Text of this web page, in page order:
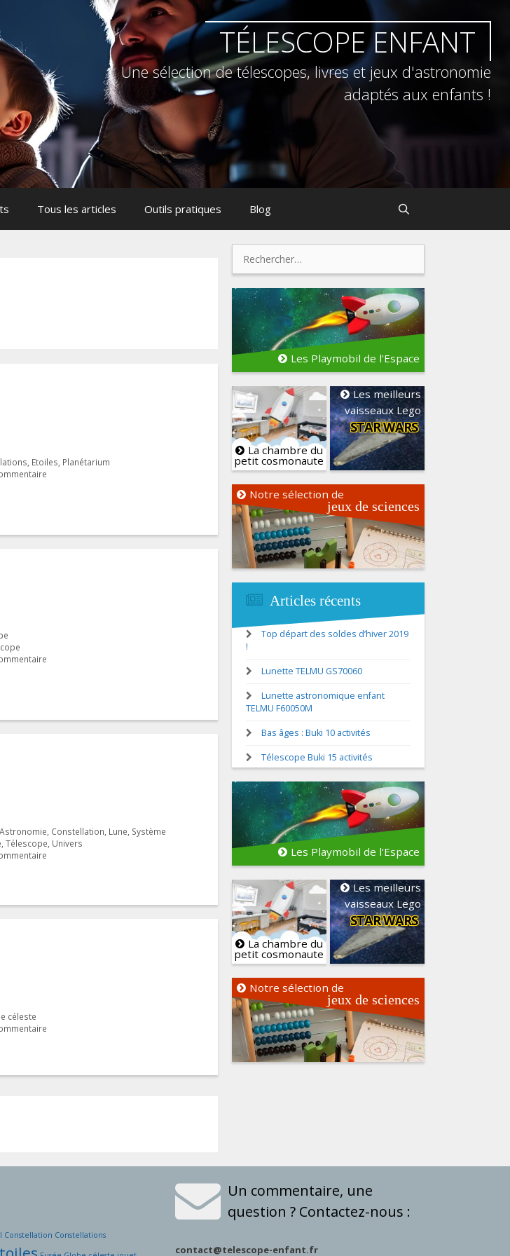
TÉLESCOPE ENFANT
Une sélection de télescopes, livres et jeux d'astronomie
adaptés aux enfants !
Tous les articles Outils pratiques Blog
Etoiles Planétarium
Astronomie, Constellation, Lune, Système
, Télescope, Univers
céleste
Les Playmobil de l'Espace
La chambre du
petit cosmonaute
Les meilleurs
vaisseaux Lego
STAR WARS
Notre sélection de
jeux de sciences
Articles récents
Top départ des soldes d’hiver 2019
!
Lunette TELMU GS70060
Lunette astronomique enfant
TELMU F60050M
Bas âges : Buki 10 activités
Télescope Buki 15 activités
Les Playmobil de l'Espace
La chambre du
petit cosmonaute
Les meilleurs
vaisseaux Lego
STAR WARS
Notre sélection de
jeux de sciences
Constellation Constellations
Un commentaire, une
question ? Contactez-nous :
contact@telescope-enfant.fr